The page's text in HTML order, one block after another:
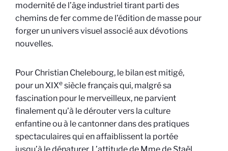
modernité de l’âge industriel tirant parti des
chemins de fer comme de l’édition de masse pour
forger un univers visuel associé aux dévotions
nouvelles.
Pour Christian Chelebourg, le bilan est mitigé,
pour un XIXe siècle français qui, malgré sa
fascination pour le merveilleux, ne parvient
finalement qu’à le dérouter vers la culture
enfantine ou à le cantonner dans des pratiques
spectaculaires qui en affaiblissent la portée